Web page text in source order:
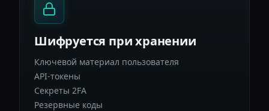
Шифруется при хранении
Ключевой материал пользователя
API-токены
Секреты 2FA
Резервные коды